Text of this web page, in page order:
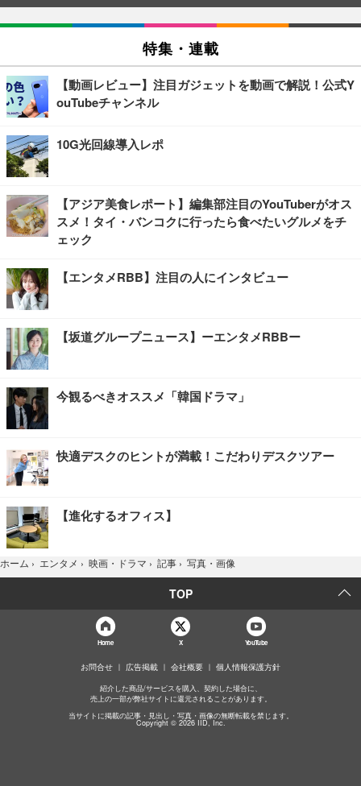
特集・連載
【動画レビュー】注目ガジェットを動画で解説！公式Y
ouTubeチャンネル
10G光回線導入レポ
【アジア美食レポート】編集部注目のYouTuberがオス
スメ！タイ・バンコクに行ったら食べたいグルメをチ
ェック
【エンタメRBB】注目の人にインタビュー
【坂道グループニュース】ーエンタメRBBー
今観るべきオススメ「韓国ドラマ」
快適デスクのヒントが満載！こだわりデスクツアー
【進化するオフィス】
ホーム › エンタメ › 映画・ドラマ › 記事 › 写真・画像
TOP
Home X YouTube
お問合せ 広告掲載 会社概要 個人情報保護方針
紹介した商品/サービスを購入、契約した場合に、
売上の一部が弊社サイトに還元されることがあります。
当サイトに掲載の記事・見出し・写真・画像の無断転載を禁じます。
Copyright © 2026 IID, Inc.